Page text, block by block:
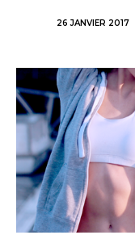
26 JANVIER 2017